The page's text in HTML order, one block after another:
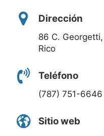
Dirección
86 C.
Rico
Teléfono
(787) 751-6646
Sitio web